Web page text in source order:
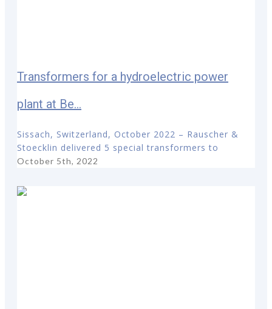
Transformers for a hydroelectric power
plant at Be...
Sissach, Switzerland, October 2022 – Rauscher &
Stoecklin delivered 5 special transformers to
October 5th, 2022